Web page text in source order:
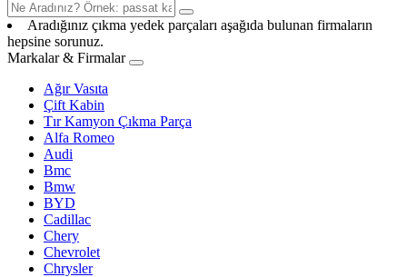
Aradığınız çıkma yedek parçaları aşağıda bulunan firmaların
hepsine sorunuz.
Markalar & Firmalar
Ağır Vasıta
Çift Kabin
Tır Kamyon Çıkma Parça
Alfa Romeo
Audi
Bmc
Bmw
BYD
Cadillac
Chery
Chevrolet
Chrysler